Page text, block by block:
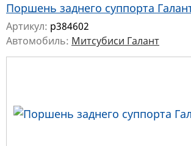
Поршень заднего суппорта
Артикул: p384602
Автомобиль: Митсубиси Галант